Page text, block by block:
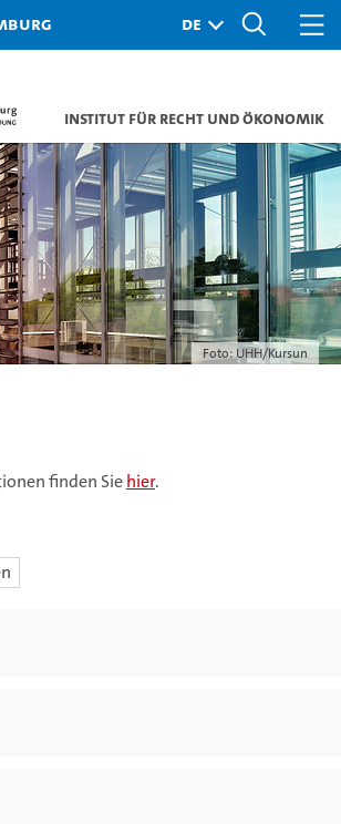
Institut für Recht und Ökonomik
Foto: UHH/Kursun
finden Siehier.